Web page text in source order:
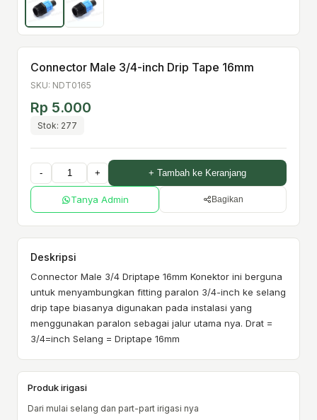
Connector Male 3/4-inch Drip Tape 16mm
SKU: NDT0165
Rp 5.000
Stok: 277
- + + Tambah ke Keranjang
Tanya Admin Bagikan
Deskripsi
Connector Male 3/4 Driptape 16mm Konektor ini berguna
untuk menyambungkan fitting paralon 3/4-inch ke selang
drip tape biasanya digunakan pada instalasi yang
menggunakan paralon sebagai jalur utama nya. Drat =
3/4=inch Selang = Driptape 16mm
Produk irigasi
Dari mulai selang dan part-part irigasi nya